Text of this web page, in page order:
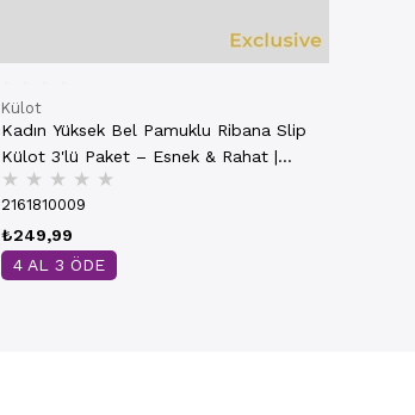
Külot
Kadın Yüksek Bel Pamuklu Ribana Slip
Külot 3'lü Paket – Esnek & Rahat |
Siyah K0305
★ ★ ★ ★ ★
2161810009
₺249,99
4 AL 3 ÖDE